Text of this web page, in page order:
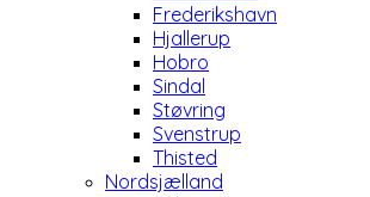
Frederikshavn
Hjallerup
Hobro
Sindal
Støvring
Svenstrup
Thisted
Nordsjælland